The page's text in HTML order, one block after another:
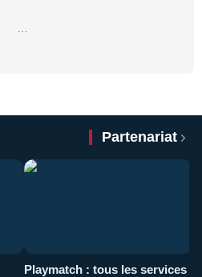
Partenariat
Playmatch : tous les services